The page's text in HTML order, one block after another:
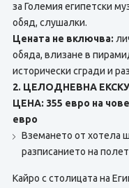
за Големия египетски
обяд, слушалки.
Цената не включва:
обяда, влизане в
исторически сгради и
2. ЦЕЛОДНЕВНА
ЦЕНА: 355 евро на
евро
Вземането от хотела
разписанието на
Кайро с столицата на